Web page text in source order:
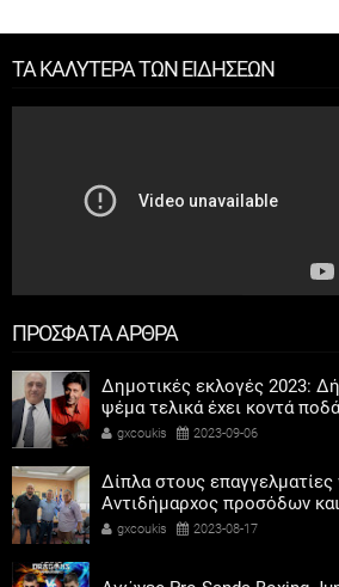
ΤΑ ΚΑΛΥΤΕΡΑ ΤΩΝ ΕΙΔΗΣΕΩΝ
ΠΡΟΣΦΑΤΑ ΑΡΘΡΑ
Δημοτικές εκλογές 2023:
ψέμα τελικά έχει κοντά
gxcoukis 2023-09-06
Δίπλα στους
Αντιδήμαρχος προσόδων
Καψοκόλης
gxcoukis 2023-08-17